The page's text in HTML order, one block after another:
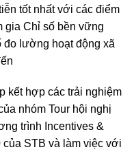
tốt nhất với các điểm
gia Chỉ số bền vững
đo lường hoạt động xã
kết hợp các trải nghiệm
nhóm Tour hội nghị
trình Incentives &
của STB và làm việc với